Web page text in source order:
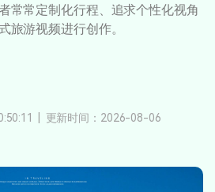
： 4000-300624
立即购买
常常定制化行程、追求个性化视角
旅游视频进行创作。
更新时间：2026-08-06